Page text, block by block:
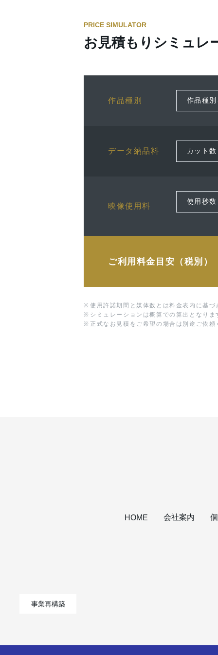
PRICE SIMULATOR
お見積もりシミュレ
作品種別
データ納品料
映像使用料
ご利用料金目安（税別）
※ 使用許諾期間と媒体数とは料金表内に基づ
※ シミュレーションは概算での算出となりま
※ 正式なお見積をご希望の場合は別途ご依頼
HOME 会社案内
事業再構築